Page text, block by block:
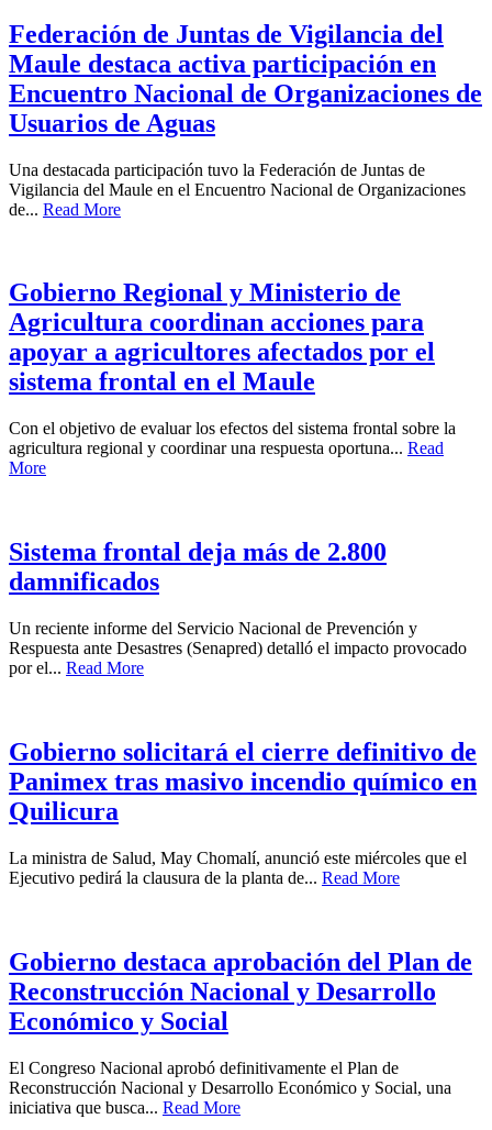
Federación de Juntas de Vigilancia del
Maule destaca activa participación en
Encuentro Nacional de Organizaciones de
Usuarios de Aguas
Una destacada participación tuvo la Federación de Juntas de
Vigilancia del Maule en el Encuentro Nacional de Organizaciones
de... Read More
Gobierno Regional y Ministerio de
Agricultura coordinan acciones para
apoyar a agricultores afectados por el
sistema frontal en el Maule
Con el objetivo de evaluar los efectos del sistema frontal sobre la
agricultura regional y coordinar una respuesta oportuna... Read
More
Sistema frontal deja más de 2.800
damnificados
Un reciente informe del Servicio Nacional de Prevención y
Respuesta ante Desastres (Senapred) detalló el impacto provocado
por el... Read More
Gobierno solicitará el cierre definitivo de
Panimex tras masivo incendio químico en
Quilicura
La ministra de Salud, May Chomalí, anunció este miércoles que el
Ejecutivo pedirá la clausura de la planta de... Read More
Gobierno destaca aprobación del Plan de
Reconstrucción Nacional y Desarrollo
Económico y Social
El Congreso Nacional aprobó definitivamente el Plan de
Reconstrucción Nacional y Desarrollo Económico y Social, una
iniciativa que busca... Read More